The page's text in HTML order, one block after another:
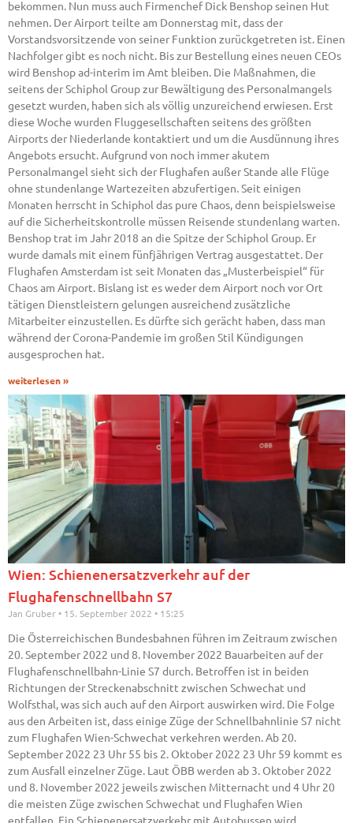
bekommen. Nun muss auch Firmenchef Dick Benshop seinen Hut
nehmen. Der Airport teilte am Donnerstag mit, dass der
Vorstandsvorsitzende von seiner Funktion zurückgetreten ist. Einen
Nachfolger gibt es noch nicht. Bis zur Bestellung eines neuen CEOs
wird Benshop ad-interim im Amt bleiben. Die Maßnahmen, die
seitens der Schiphol Group zur Bewältigung des Personalmangels
gesetzt wurden, haben sich als völlig unzureichend erwiesen. Erst
diese Woche wurden Fluggesellschaften seitens des größten
Airports der Niederlande kontaktiert und um die Ausdünnung ihres
Angebots ersucht. Aufgrund von noch immer akutem
Personalmangel sieht sich der Flughafen außer Stande alle Flüge
ohne stundenlange Wartezeiten abzufertigen. Seit einigen
Monaten herrscht in Schiphol das pure Chaos, denn beispielsweise
auf die Sicherheitskontrolle müssen Reisende stundenlang warten.
Benshop trat im Jahr 2018 an die Spitze der Schiphol Group. Er
wurde damals mit einem fünfjährigen Vertrag ausgestattet. Der
Flughafen Amsterdam ist seit Monaten das „Musterbeispiel“ für
Chaos am Airport. Bislang ist es weder dem Airport noch vor Ort
tätigen Dienstleistern gelungen ausreichend zusätzliche
Mitarbeiter einzustellen. Es dürfte sich gerächt haben, dass man
während der Corona-Pandemie im großen Stil Kündigungen
ausgesprochen hat.
weiterlesen »
Wien: Schienenersatzverkehr auf der
Flughafenschnellbahn S7
Jan Gruber 15. September 2022 15:25
Die Österreichischen Bundesbahnen führen im Zeitraum zwischen
20. September 2022 und 8. November 2022 Bauarbeiten auf der
Flughafenschnellbahn-Linie S7 durch. Betroffen ist in beiden
Richtungen der Streckenabschnitt zwischen Schwechat und
Wolfsthal, was sich auch auf den Airport auswirken wird. Die Folge
aus den Arbeiten ist, dass einige Züge der Schnellbahnlinie S7 nicht
zum Flughafen Wien-Schwechat verkehren werden. Ab 20.
September 2022 23 Uhr 55 bis 2. Oktober 2022 23 Uhr 59 kommt es
zum Ausfall einzelner Züge. Laut ÖBB werden ab 3. Oktober 2022
und 8. November 2022 jeweils zwischen Mitternacht und 4 Uhr 20
die meisten Züge zwischen Schwechat und Flughafen Wien